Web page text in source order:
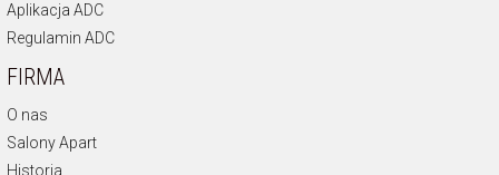
Aplikacja ADC
Regulamin ADC
FIRMA
O nas
Salony Apart
Historia